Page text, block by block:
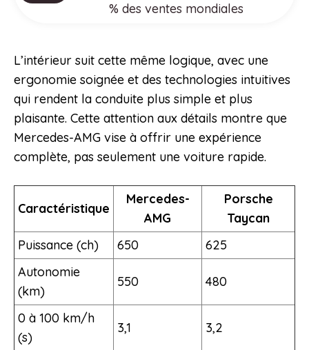
% des ventes mondiales
L’intérieur suit cette même logique, avec une
ergonomie soignée et des technologies intuitives
qui rendent la conduite plus simple et plus
plaisante. Cette attention aux détails montre que
Mercedes-AMG vise à offrir une expérience
complète, pas seulement une voiture rapide.
Caractéristique
Mercedes-
AMG
Porsche
Taycan
Puissance (ch)
650
625
Autonomie
(km)
550 480
0 à 100 km/h
(s)
3,1 3,2